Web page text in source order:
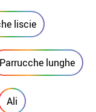
liscie
Parrucche lunghe
Ali